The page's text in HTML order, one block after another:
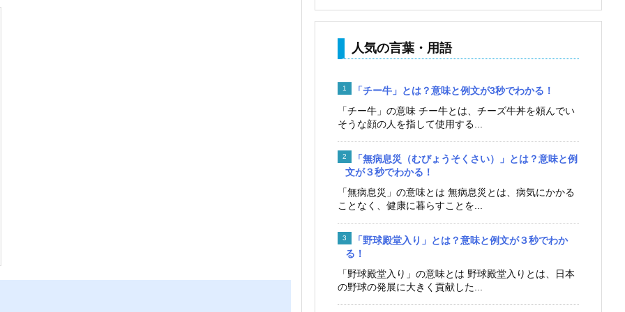
人気の言葉・用語
「チー牛」とは？意味と例文が3秒でわかる！
「チー牛」の意味 チー牛とは、チーズ牛丼を頼んでい
そうな顔の人を指して使用する...
「無病息災（むびょうそくさい）」とは？意味と例
文が３秒でわかる！
「無病息災」の意味とは 無病息災とは、病気にかかる
ことなく、健康に暮らすことを...
「野球殿堂入り」とは？意味と例文が３秒でわか
る！
「野球殿堂入り」の意味とは 野球殿堂入りとは、日本
の野球の発展に大きく貢献した...